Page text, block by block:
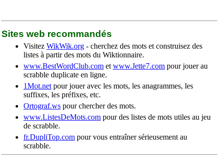
Sites web recommandés
Visitez WikWik.org - cherchez des mots et construisez des
listes à partir des mots du Wiktionnaire.
www.BestWordClub.com et www.Jette7.com pour jouer au
scrabble duplicate en ligne.
1Mot.net pour jouer avec les mots, les anagrammes, les
suffixes, les préfixes, etc.
Ortograf.ws pour chercher des mots.
www.ListesDeMots.com pour des listes de mots utiles au jeu
de scrabble.
fr.DupliTop.com pour vous entraîner sérieusement au
scrabble.